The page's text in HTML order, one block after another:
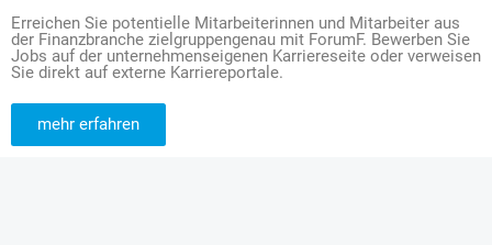
Erreichen Sie potentielle Mitarbeiterinnen und Mitarbeiter aus
der Finanzbranche zielgruppengenau mit ForumF. Bewerben Sie
Jobs auf der unternehmenseigenen Karriereseite oder verweisen
Sie direkt auf externe Karriereportale.
mehr erfahren